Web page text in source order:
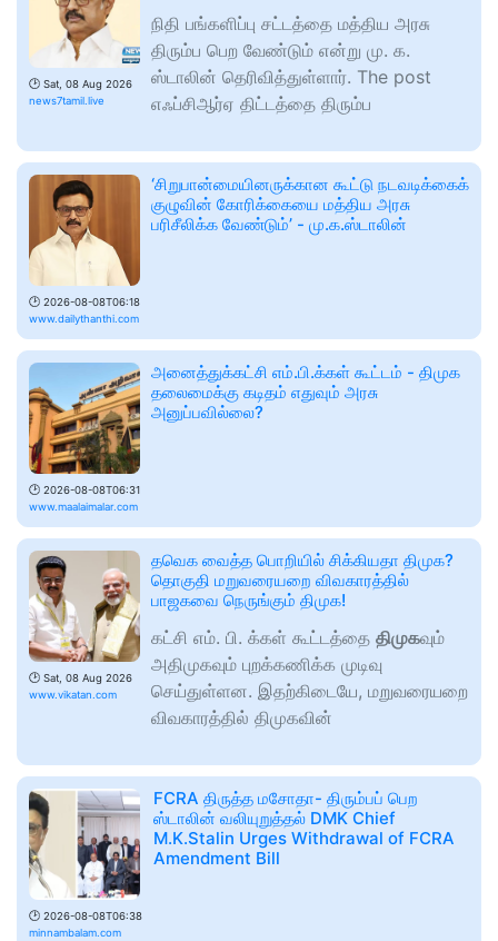
🕑 Sat, 08 Aug 2026
news7tamil.live
நிதி பங்களிப்பு சட்டத்தை மத்திய அரசு
திரும்ப பெற வேண்டும் என்று மு. க.
ஸ்டாலின் தெரிவித்துள்ளார். The post
எஃப்சிஆர்ஏ திட்டத்தை திரும்ப
🕑 2026-08-08T06:18
www.dailythanthi.com
‘சிறுபான்மையினருக்கான கூட்டு நடவடிக்கைக்
குழுவின் கோரிக்கையை மத்திய அரசு
பரிசீலிக்க வேண்டும்’ - மு.க.ஸ்டாலின்
🕑 2026-08-08T06:31
www.maalaimalar.com
அனைத்துக்கட்சி எம்.பி.க்கள் கூட்டம் - திமுக
தலைமைக்கு கடிதம் எதுவும் அரசு
அனுப்பவில்லை?
🕑 Sat, 08 Aug 2026
www.vikatan.com
தவெக வைத்த பொறியில் சிக்கியதா திமுக?
தொகுதி மறுவரையறை விவகாரத்தில்
பாஜகவை நெருங்கும் திமுக!
கட்சி எம். பி. க்கள் கூட்டத்தை திமுகவும்
அதிமுகவும் புறக்கணிக்க முடிவு
செய்துள்ளன. இதற்கிடையே, மறுவரையறை
விவகாரத்தில் திமுகவின்
🕑 2026-08-08T06:38
minnambalam.com
FCRA திருத்த மசோதா- திரும்பப் பெற
ஸ்டாலின் வலியுறுத்தல் DMK Chief
M.K.Stalin Urges Withdrawal of FCRA
Amendment Bill